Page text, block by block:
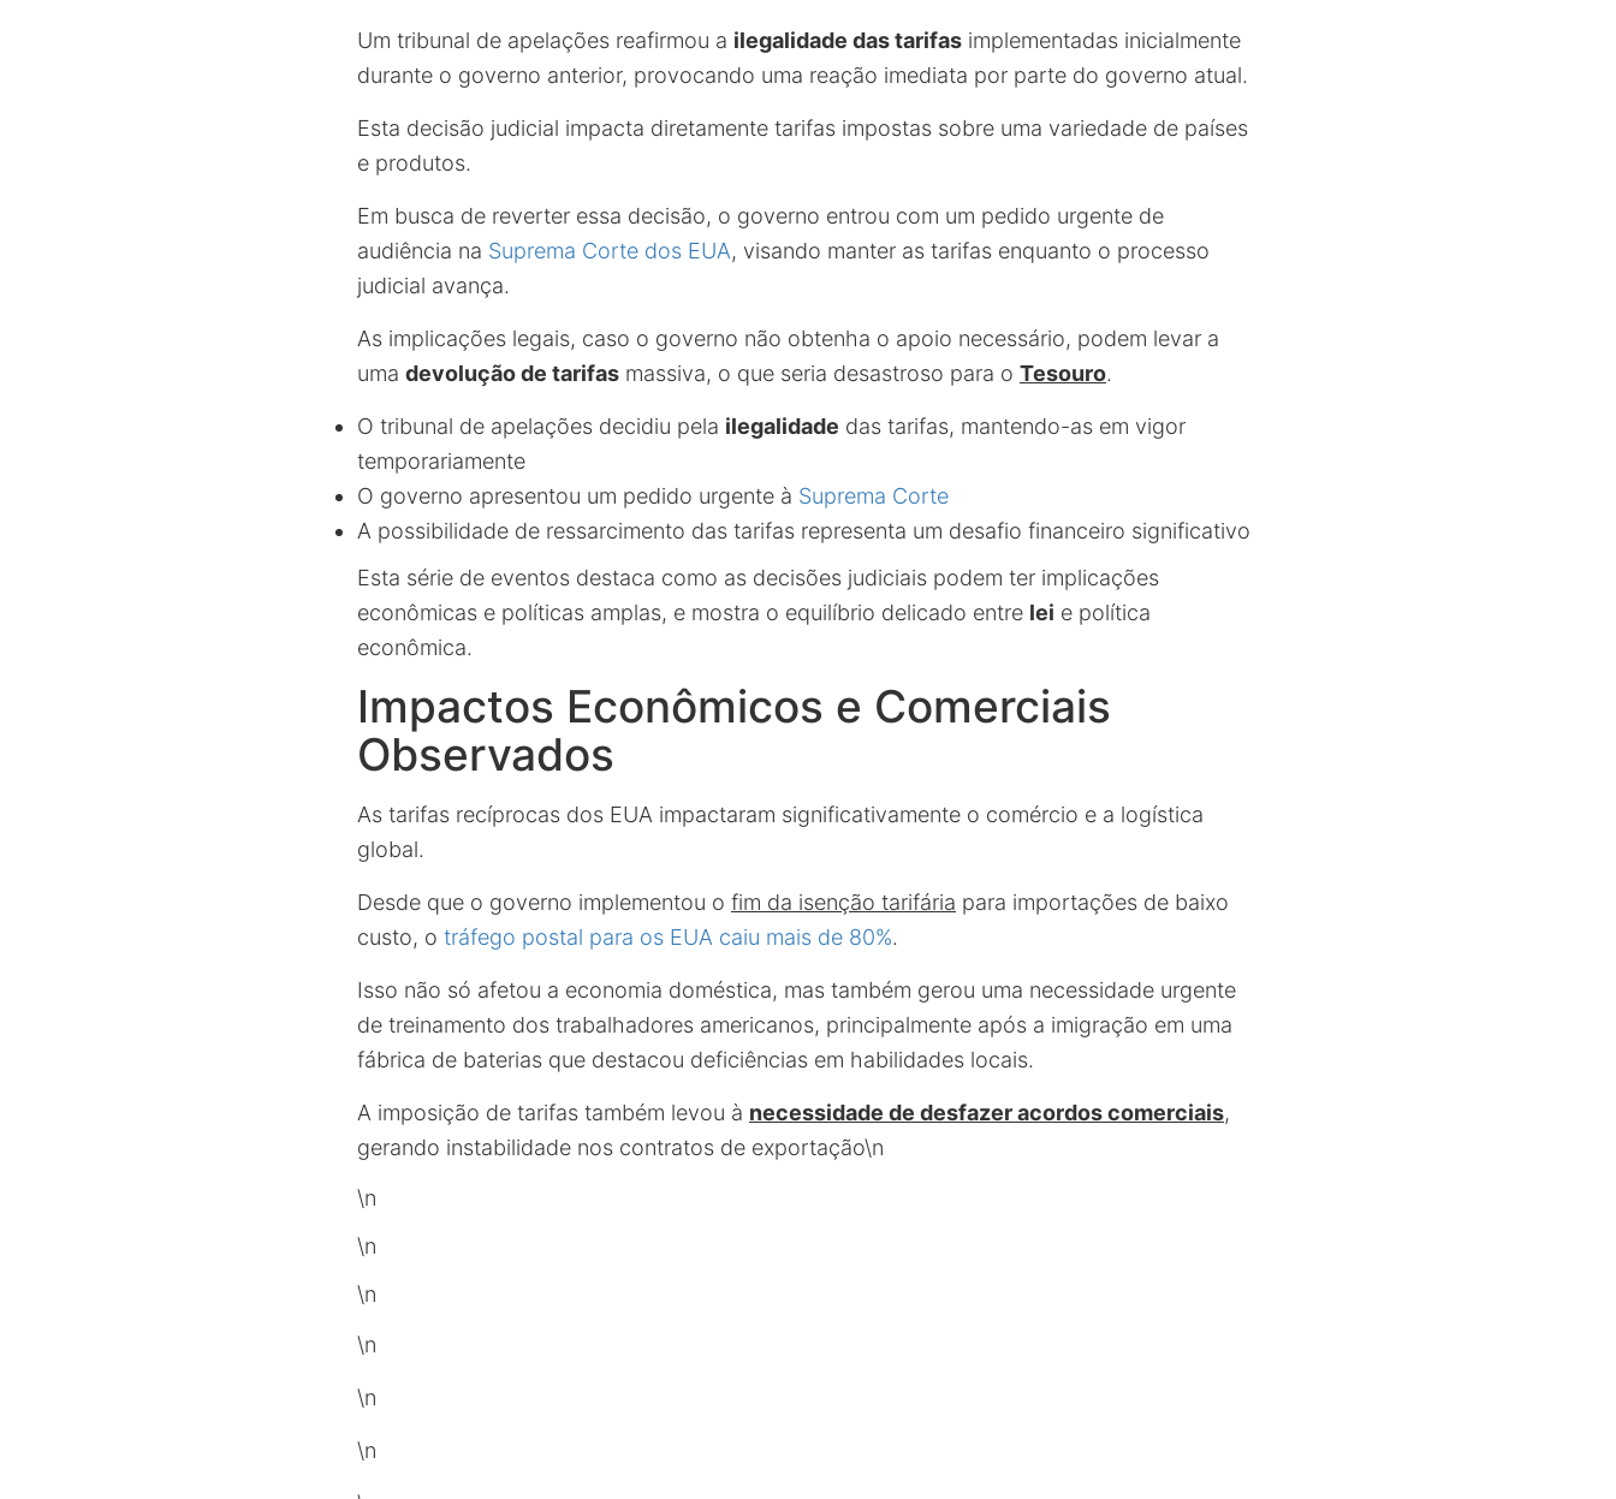
Um tribunal de apelações reafirmou a ilegalidade das tarifas implementadas inicialmente
durante o governo anterior, provocando uma reação imediata por parte do governo atual.
Esta decisão judicial impacta diretamente tarifas impostas sobre uma variedade de países
e produtos.
Em busca de reverter essa decisão, o governo entrou com um pedido urgente de
audiência na Suprema Corte dos EUA, visando manter as tarifas enquanto o processo
judicial avança.
As implicações legais, caso o governo não obtenha o apoio necessário, podem levar a
uma devolução de tarifas massiva, o que seria desastroso para o Tesouro.
O tribunal de apelações decidiu pela ilegalidade das tarifas, mantendo-as em vigor
temporariamente
O governo apresentou um pedido urgente à Suprema Corte
A possibilidade de ressarcimento das tarifas representa um desafio financeiro significativo
Esta série de eventos destaca como as decisões judiciais podem ter implicações
econômicas e políticas amplas, e mostra o equilíbrio delicado entre lei e política
econômica.
Impactos Econômicos e Comerciais
Observados
As tarifas recíprocas dos EUA impactaram significativamente o comércio e a logística
global.
Desde que o governo implementou o fim da isenção tarifária para importações de baixo
custo, o tráfego postal para os EUA caiu mais de 80%.
Isso não só afetou a economia doméstica, mas também gerou uma necessidade urgente
de treinamento dos trabalhadores americanos, principalmente após a imigração em uma
fábrica de baterias que destacou deficiências em habilidades locais.
A imposição de tarifas também levou à necessidade de desfazer acordos comerciais,
gerando instabilidade nos contratos de exportação\n
\n
\n
\n
\n
\n
\n